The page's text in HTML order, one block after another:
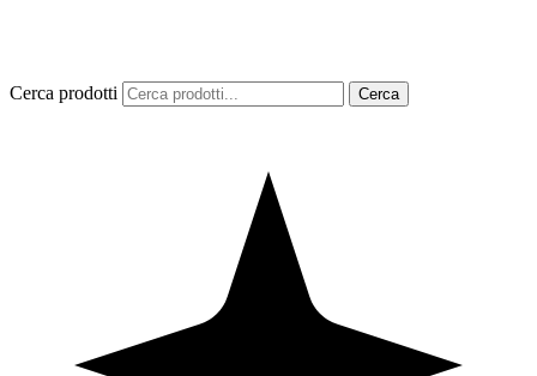
Cerca prodotti Cerca